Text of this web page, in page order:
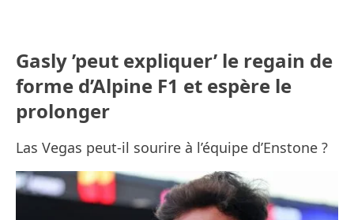
Gasly ’peut expliquer’ le regain de
forme d’Alpine F1 et espère le
prolonger
Las Vegas peut-il sourire à l’équipe d’Enstone ?